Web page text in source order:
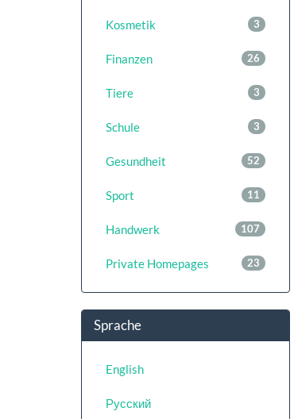
3
Kosmetik
26
Finanzen
3
Tiere
3
Schule
52
Gesundheit
11
Sport
107
Handwerk
23
Private Homepages
Sprache
English
Русский